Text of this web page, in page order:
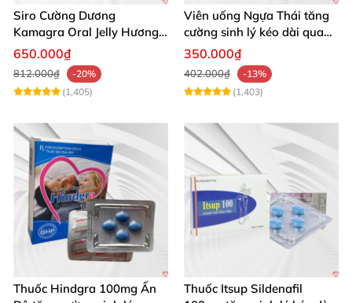
Siro Cường Dương
Kamagra Oral Jelly Hương
Trái Cây Một Hộp 7 Gói
650.000₫
812.000₫
-20%
(1,405)
Viên uống Ngựa Thái tăng
cường sinh lý kéo dài quan
hệ
350.000₫
402.000₫
-13%
(1,403)
Thuốc Hindgra 100mg Ấn
Thuốc Itsup Sildenafil